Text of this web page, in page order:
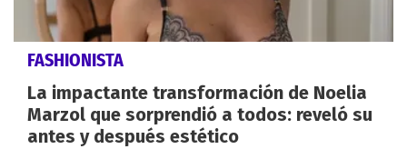
FASHIONISTA
La impactante transformación de Noelia
Marzol que sorprendió a todos: reveló su
antes y después estético